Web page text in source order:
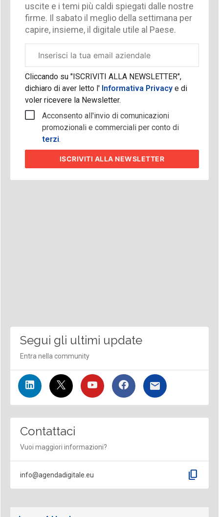
uscite e i temi più caldi spiegati dalle nostre
firme. Il sabato il meglio della settimana per
capire, insieme, il digitale utile al Paese.
aziendale
Cliccando su "ISCRIVITI ALLA NEWSLETTER",
dichiaro di aver letto l'Informativa Privacy e di
voler ricevere la Newsletter.
Acconsento all'invio di comunicazioni
promozionali e commerciali per conto di
terzi.
ISCRIVITI ALLA NEWSLETTER
Segui gli ultimi update
Entra nella community
Contattaci
Vuoi maggiori informazioni?
info@agendadigitale.eu content_copy